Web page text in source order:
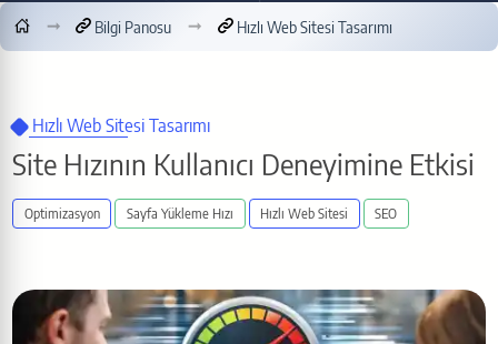
Bilgi Panosu Hızlı Web Sitesi Tasarımı
Hızlı Web Sitesi Tasarımı
Site Hızının Kullanıcı Deneyimine Etkisi